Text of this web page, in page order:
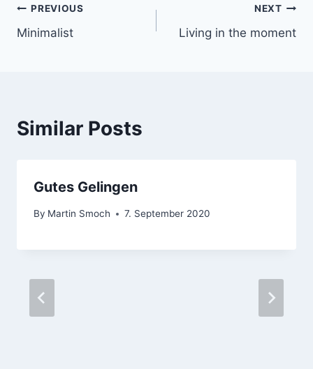
Post
navigation
PREVIOUS
Minimalist
NEXT
Living in the moment
Similar Posts
Gutes Gelingen
By Martin Smoch 7. September 2020